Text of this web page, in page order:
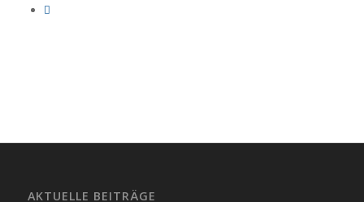
AKTUELLE BEITRÄGE